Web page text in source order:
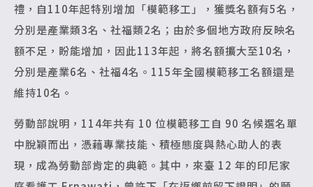
禮，自110年起特別增加「模範移工」，獲獎名額有5名，
分別是產業類3名、社福類2名；由於多個地方政府反映名
額不足，盼能增加，因此113年起，將名額擴大至10名，
分別是產業6名、社福4名。115年全國模範移工名額還是
維持10名。
勞動部說明，114年共有 10 位模範移工自 90 名候選名單
中脫穎而出，憑藉專業技能、積極態度與熱心助人的表
現，成為勞動部肯定的典範。其中，來臺 12 年的印尼家